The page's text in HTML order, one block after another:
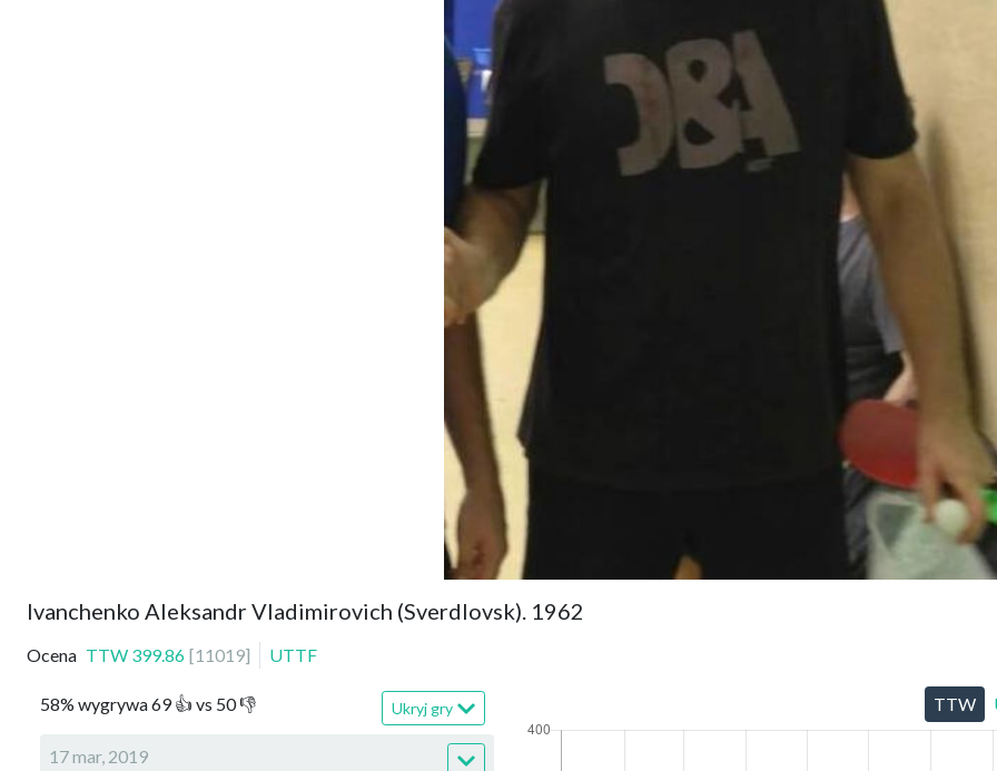
Ivanchenko Aleksandr Vladimirovich (Sverdlovsk). 1962
Ocena TTW 399.86 [11019] UTTF
58% wygrywa69👍 vs 50👎 Ukryj gry
17 mar, 2019
TTW